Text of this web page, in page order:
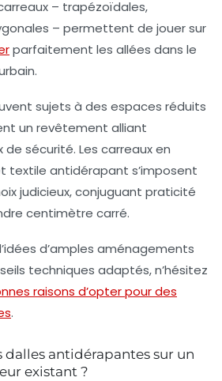
– trapézoïdales,
– permettent de jouer sur
parfaitement les allées dans le
sujets à des espaces réduits
un revêtement alliant
sécurité. Les carreaux en
textile antidérapant s’imposent
judicieux, conjuguant praticité
centimètre carré.
d’amples aménagements
techniques adaptés, n’hésitez
raisons d’opter pour des
.
dalles antidérapantes sur un
existant ?